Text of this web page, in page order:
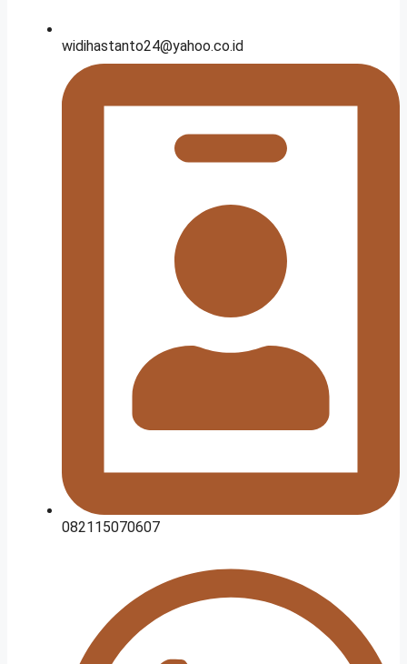
widihastanto24@yahoo.co.id
082115070607